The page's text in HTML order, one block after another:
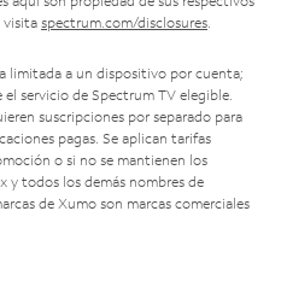
visita spectrum.com/disclosures.
limitada a un dispositivo por cuenta;
servicio de Spectrum TV elegible.
suscripciones por separado para
pagas. Se aplican tarifas
o si no se mantienen los
y todos los demás nombres de
de Xumo son marcas comerciales